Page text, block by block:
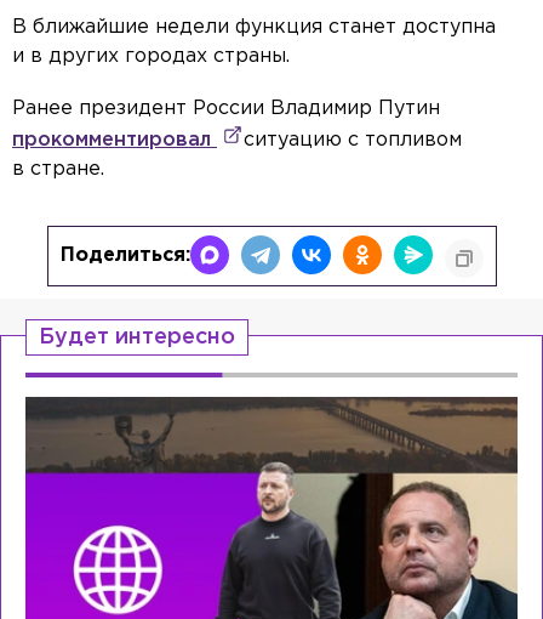
В ближайшие недели функция станет доступна
и в других городах страны.
Ранее президент России Владимир Путин
прокомментировал
ситуацию с топливом
в стране.
Поделиться:
Будет интересно